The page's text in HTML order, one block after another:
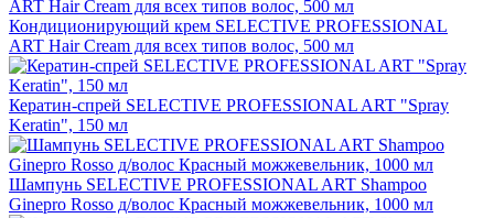
Кондиционирующий крем SELECTIVE PROFESSIONAL
ART Hair Cream для всех типов волос, 500 мл
Кератин-спрей SELECTIVE PROFESSIONAL ART "Spray
Keratin", 150 мл
Шампунь SELECTIVE PROFESSIONAL ART Shampoo
Ginepro Rosso д/волос Красный можжевельник, 1000 мл